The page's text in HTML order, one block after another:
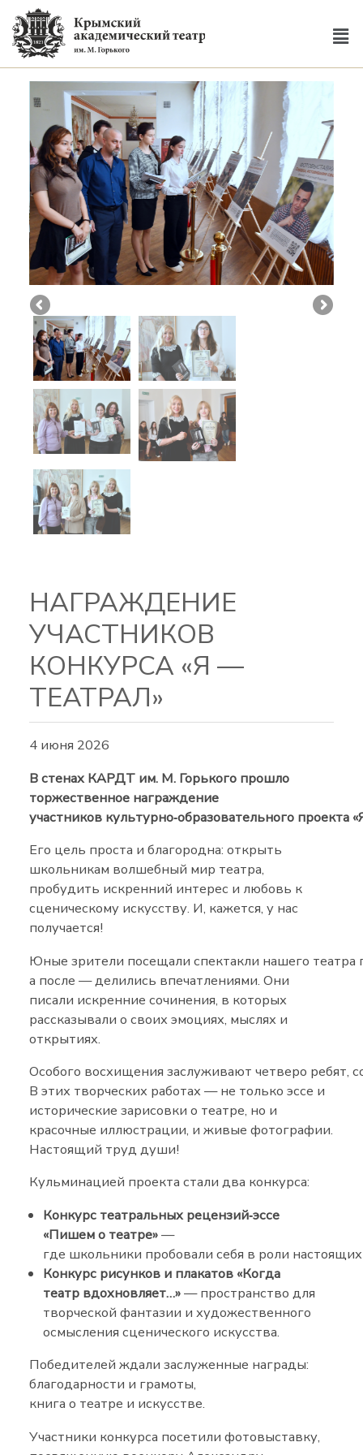
НАГРАЖДЕНИЕ
УЧАСТНИКОВ
КОНКУРСА «Я —
ТЕАТРАЛ»
4 июня 2026
В стенах КАРДТ им. М. Горького прошло
торжественное награждение
участников культурно‑образовательного проекта
Его цель проста и благородна: открыть
школьникам волшебный мир театра,
пробудить искренний интерес и любовь к
сценическому искусству. И, кажется, у нас
получается!
Юные зрители посещали спектакли нашего театра
а после — делились впечатлениями. Они
писали искренние сочинения, в которых
рассказывали о своих эмоциях, мыслях и
открытиях.
Особого восхищения заслуживают четверо ребят,
В этих творческих работах — не только эссе и
исторические зарисовки о театре, но и
красочные иллюстрации, и живые фотографии.
Настоящий труд души!
Кульминацией проекта стали два конкурса:
Конкурс театральных рецензий‑эссе
«Пишем о театре»—
где школьники пробовали себя в роли
Конкурс рисунков и плакатов «Когда
театр вдохновляет…»— пространство для
творческой фантазии и художественного
осмысления сценического искусства.
Победителей ждали заслуженные награды:
благодарности и грамоты,
книга о театре и искусстве.
Участники конкурса посетили фотовыставку,